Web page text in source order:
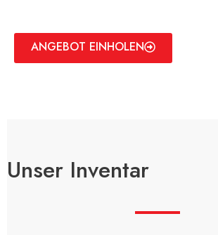
ANGEBOT EINHOLEN
Unser Inventar